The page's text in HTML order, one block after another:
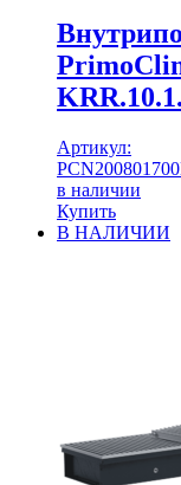
Артикул:
в наличии
Купить
В НАЛИЧИИ